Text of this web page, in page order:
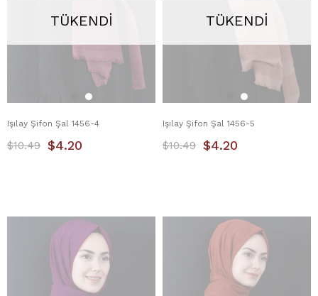
TÜKENDI
Işılay Şifon Şal 1456-4
$4.20
$10.49
TÜKENDI
Işılay Şifon Şal 1456-5
$4.20
$10.49